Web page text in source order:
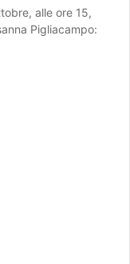
alle ore 15,
Pigliacampo: